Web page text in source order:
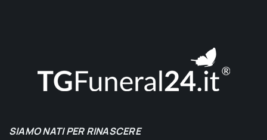
SIAMO NATI PER RINASCERE